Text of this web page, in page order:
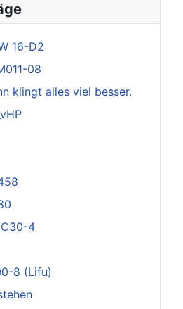
16-D2
08
klingt alles viel besser.
4
8 (Lifu)